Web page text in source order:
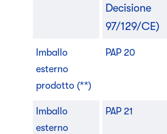
Decisione
97/129/CE)
Imballo
esterno
prodotto (**)
PAP 20
Imballo
esterno
PAP 21